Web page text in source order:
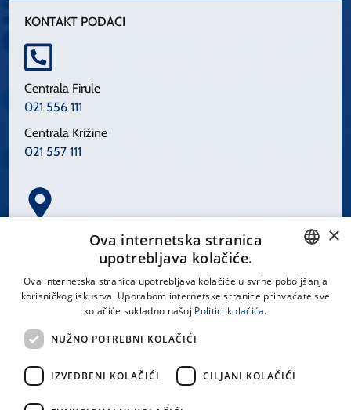
KONTAKT PODACI
Centrala Firule
021 556 111
Centrala Križine
021 557 111
Spinčićeva 1, 21000 Split
LINKOVI
CROATIAN
×
Ova internetska stranica
upotrebljava kolačiće.
Ova internetska stranica upotrebljava kolačiće u svrhe poboljšanja
korisničkog iskustva. Uporabom internetske stranice prihvaćate sve
kolačiće sukladno našoj Politici kolačića.
NUŽNO POTREBNI KOLAČIĆI
IZVEDBENI KOLAČIĆI CILJANI KOLAČIĆI